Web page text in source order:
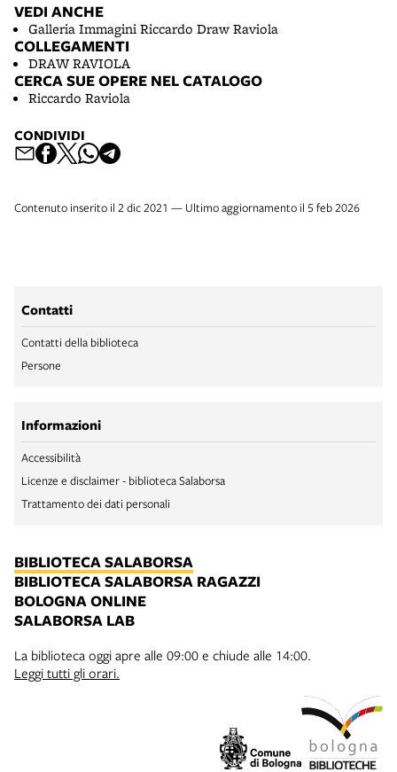
VEDI ANCHE
Galleria Immagini Riccardo Draw Raviola
COLLEGAMENTI
DRAW RAVIOLA
CERCA SUE OPERE NEL CATALOGO
Riccardo Raviola
CONDIVIDI
Contenuto inserito il 2 dic 2021 — Ultimo aggiornamento il 5 feb 2026
Contatti
Contatti della biblioteca
Persone
Informazioni
Accessibilità
Licenze e disclaimer - biblioteca Salaborsa
Trattamento dei dati personali
BIBLIOTECA SALABORSA
BIBLIOTECA SALABORSA RAGAZZI
BOLOGNA ONLINE
SALABORSA LAB
La biblioteca oggi apre alle 09:00 e chiude alle 14:00.
Leggi tutti gli orari.